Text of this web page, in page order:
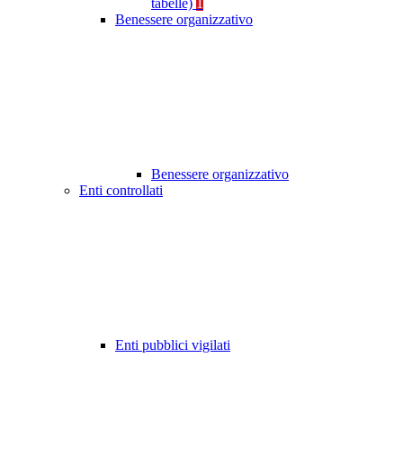
tabelle)
Benessere organizzativo
Benessere organizzativo
Enti controllati
Enti pubblici vigilati